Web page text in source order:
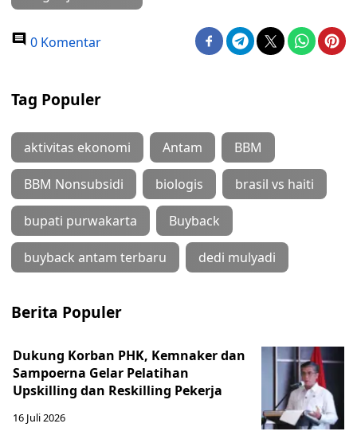
0 Komentar
Tag Populer
aktivitas ekonomi Antam BBM
BBM Nonsubsidi biologis brasil vs haiti
bupati purwakarta Buyback
buyback antam terbaru dedi mulyadi
Berita Populer
Dukung Korban PHK, Kemnaker dan
Sampoerna Gelar Pelatihan
Upskilling dan Reskilling Pekerja
16 Juli 2026